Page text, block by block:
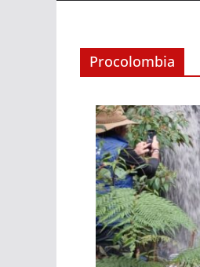
Procolombia